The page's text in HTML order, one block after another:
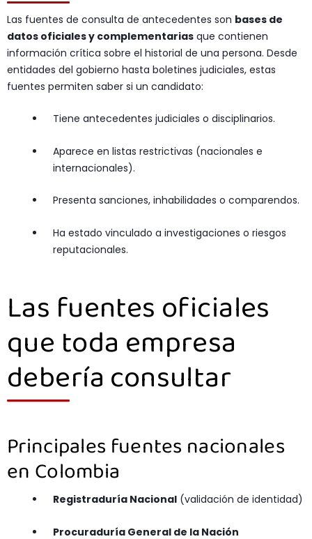
Las fuentes de consulta de antecedentes son bases de
datos oficiales y complementarias que contienen
información crítica sobre el historial de una persona. Desde
entidades del gobierno hasta boletines judiciales, estas
fuentes permiten saber si un candidato:
Tiene antecedentes judiciales o disciplinarios.
Aparece en listas restrictivas (nacionales e
internacionales).
Presenta sanciones, inhabilidades o comparendos.
Ha estado vinculado a investigaciones o riesgos
reputacionales.
Las fuentes oficiales
que toda empresa
debería consultar
Principales fuentes nacionales
en Colombia
Registraduría Nacional (validación de identidad)
Procuraduría General de la Nación